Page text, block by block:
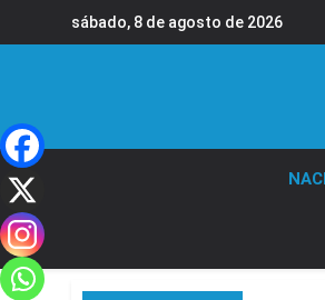
sábado, 8 de agosto de 2026